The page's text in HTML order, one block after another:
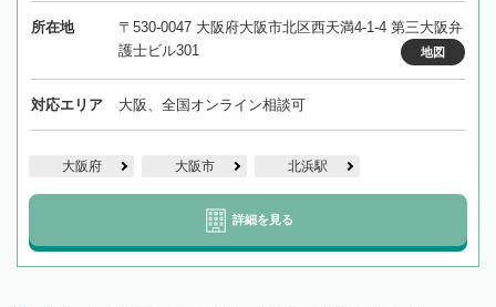
所在地
〒530-0047 大阪府大阪市北区西天満4-1-4 第三大阪弁
護士ビル301
地図
対応エリア 大阪、全国オンライン相談可
大阪府 大阪市 北浜駅
詳細を見る